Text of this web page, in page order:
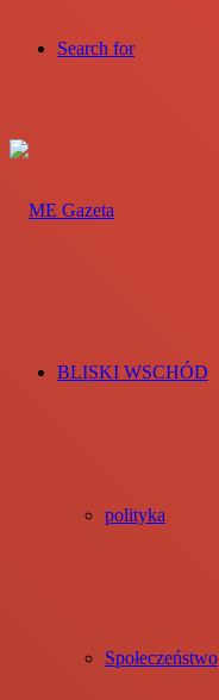
Search for
BLISKI WSCHÓD
polityka
Społeczeństwo